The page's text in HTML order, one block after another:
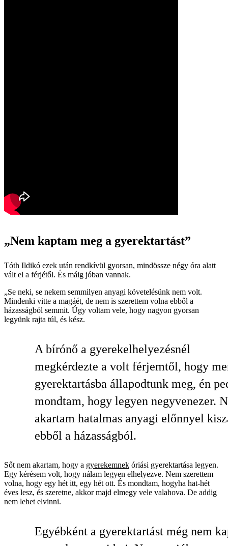
„Nem kaptam meg a gyerektartást”
Tóth Ildikó ezek után rendkívül gyorsan, mindössze négy óra alatt
vált el a férjétől. És máig jóban vannak.
„Se neki, se nekem semmilyen anyagi követelésünk nem volt.
Mindenki vitte a magáét, de nem is szerettem volna ebből a
házasságból semmit. Úgy voltam vele, hogy nagyon gyorsan
legyünk rajta túl, és kész.
A bírónő a gyerekelhelyezésnél
megkérdezte a volt férjemtől, hogy
gyerektartásba állapodtunk meg, én
mondtam, hogy legyen negyvenezer.
akartam hatalmas anyagi előnnyel
ebből a házasságból.
Sőt nem akartam, hogy a gyerekemnek óriási gyerektartása legyen.
Egy kérésem volt, hogy nálam legyen elhelyezve. Nem szerettem
volna, hogy egy hét itt, egy hét ott. És mondtam, hogyha hat-hét
éves lesz, és szeretne, akkor majd elmegy vele valahova. De addig
nem lehet elvinni.
Egyébként a gyerektartást még nem